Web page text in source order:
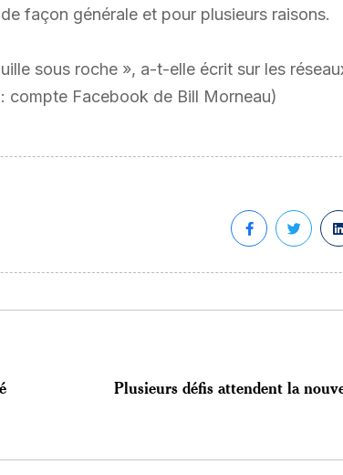
façon générale et pour plusieurs raisons.
sous roche », a-t-elle écrit sur les
compte Facebook de Bill Morneau)
Plusieurs défis attendent la